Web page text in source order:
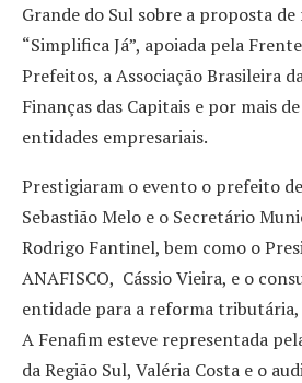
Grande do Sul sobre a proposta
“Simplifica Já”, apoiada pela
Prefeitos, a Associação Brasileira
Finanças das Capitais e por mais
entidades empresariais.
Prestigiaram o evento o prefeito
Sebastião Melo e o Secretário
Rodrigo Fantinel, bem como o
ANAFISCO, Cássio Vieira, e o
entidade para a reforma
A Fenafim esteve representada
da Região Sul, Valéria Costa e o